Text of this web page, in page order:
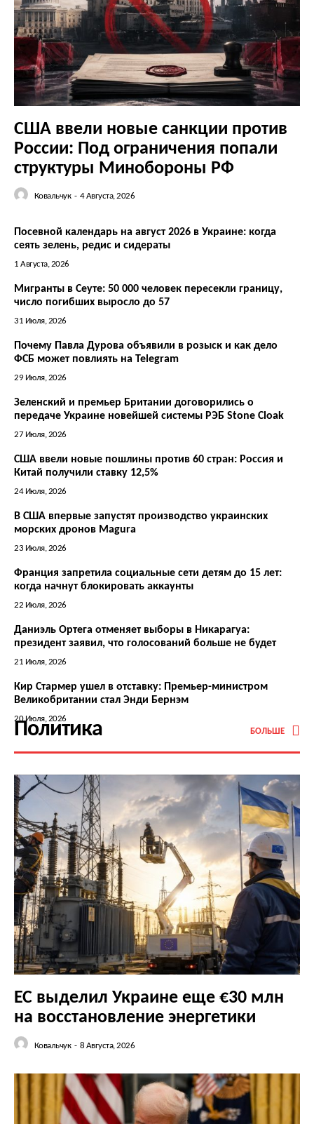
О нас
Связаться с нами
Отказ от ответственности
Подписка
Мой аккаунт
Реклама
США ввели новые санкции против
России: Под ограничения попали
структуры Минобороны РФ
Ковальчук - 4 Августа, 2026
Посевной календарь на август 2026 в Украине: когда
сеять зелень, редис и сидераты
1 Августа, 2026
Мигранты в Сеуте: 50 000 человек пересекли границу,
число погибших выросло до 57
31 Июля, 2026
Почему Павла Дурова объявили в розыск и как дело
ФСБ может повлиять на Telegram
29 Июля, 2026
Зеленский и премьер Британии договорились о
передаче Украине новейшей системы РЭБ Stone Cloak
27 Июля, 2026
США ввели новые пошлины против 60 стран: Россия и
Китай получили ставку 12,5%
24 Июля, 2026
В США впервые запустят производство украинских
морских дронов Magura
23 Июля, 2026
Франция запретила социальные сети детям до 15 лет:
когда начнут блокировать аккаунты
22 Июля, 2026
Даниэль Ортега отменяет выборы в Никарагуа:
президент заявил, что голосований больше не будет
21 Июля, 2026
Кир Стармер ушел в отставку: Премьер-министром
Великобритании стал Энди Бернэм
20 Июля, 2026
Политика БОЛЬШЕ
ЕС выделил Украине еще €30 млн
на восстановление энергетики
Ковальчук - 8 Августа, 2026